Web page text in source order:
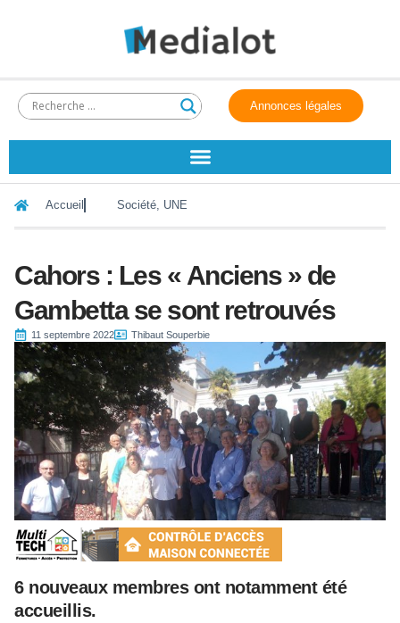
Annonces légales
Accueil Société, UNE
Cahors : Les « Anciens » de
Gambetta se sont retrouvés
11 septembre 2022 Thibaut Souperbie
6 nouveaux membres ont notamment été
accueillis.